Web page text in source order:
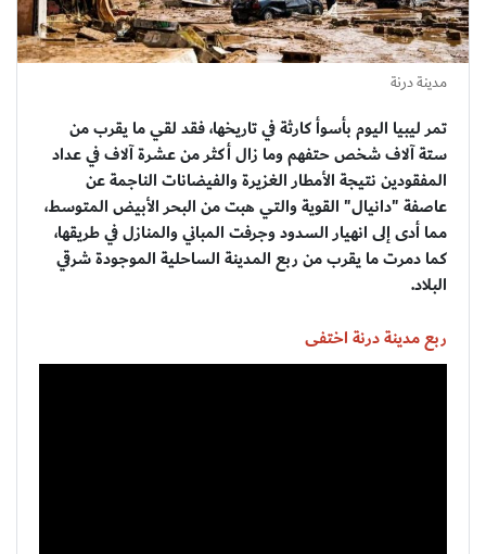
مدينة درنة
تمر ليبيا اليوم بأسوأ كارثة في تاريخها، فقد لقي ما يقرب من
ستة آلاف شخص حتفهم وما زال أكثر من عشرة آلاف في عداد
المفقودين نتيجة الأمطار الغزيرة والفيضانات الناجمة عن
عاصفة "دانيال" القوية والتي هبت من البحر الأبيض المتوسط،
مما أدى إلى انهيار السدود وجرفت المباني والمنازل في طريقها،
كما دمرت ما يقرب من ربع المدينة الساحلية الموجودة شرقي
البلاد.
ربع مدينة درنة اختفى